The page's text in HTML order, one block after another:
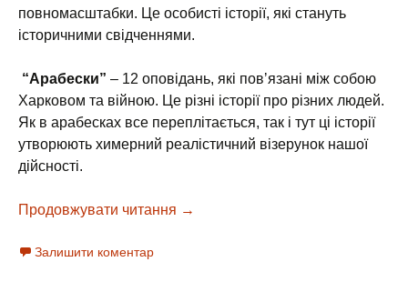
повномасштабки. Це особисті історії, які стануть
історичними свідченнями.
“Арабески” – 12 оповідань, які повʼязані між собою
Харковом та війною. Це різні історії про різних людей.
Як в арабесках все переплітається, так і тут ці історії
утворюють химерний реалістичний візерунок нашої
дійсності.
Продовжувати читання Арабески – Сергій Жадан, 2024
→
Залишити коментар